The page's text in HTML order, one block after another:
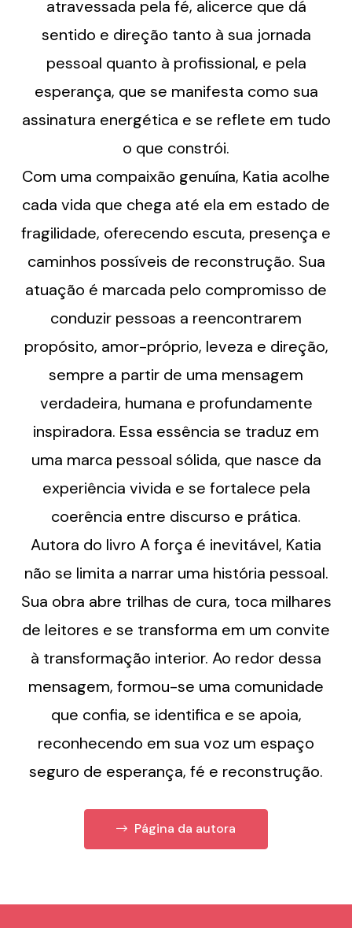
atravessada pela fé, alicerce que dá
sentido e direção tanto à sua jornada
pessoal quanto à profissional, e pela
esperança, que se manifesta como sua
assinatura energética e se reflete em tudo
o que constrói.
Com uma compaixão genuína, Katia acolhe
cada vida que chega até ela em estado de
fragilidade, oferecendo escuta, presença e
caminhos possíveis de reconstrução. Sua
atuação é marcada pelo compromisso de
conduzir pessoas a reencontrarem
propósito, amor-próprio, leveza e direção,
sempre a partir de uma mensagem
verdadeira, humana e profundamente
inspiradora. Essa essência se traduz em
uma marca pessoal sólida, que nasce da
experiência vivida e se fortalece pela
coerência entre discurso e prática.
Autora do livro A força é inevitável, Katia
não se limita a narrar uma história pessoal.
Sua obra abre trilhas de cura, toca milhares
de leitores e se transforma em um convite
à transformação interior. Ao redor dessa
mensagem, formou-se uma comunidade
que confia, se identifica e se apoia,
reconhecendo em sua voz um espaço
seguro de esperança, fé e reconstrução.
Página da autora